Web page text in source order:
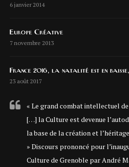
6 janvier 2014
Europe Créative
7 novembre 2013
France 2016, la natalité est en baisse,
23 août 2017
« Le grand combat intellectuel
[…] la Culture est devenue
la base de la création et
» Discours prononcé pour
Culture de Grenoble par André